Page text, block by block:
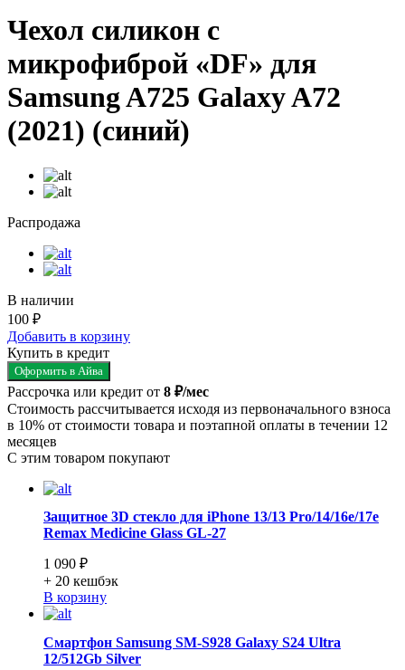
Чехол силикон с
микрофиброй «DF» для
Samsung A725 Galaxy A72
(2021) (синий)
Распродажа
В наличии
100 ₽
Добавить в корзину
Купить в кредит
Оформить в Айва
Рассрочка или кредит от 8 ₽/мес
Стоимость рассчитывается исходя из первоначального взноса
в 10% от стоимости товара и поэтапной оплаты в течении 12
месяцев
С этим товаром покупают
Защитное 3D стекло для iPhone 13/13 Pro/14/16e/17e
Remax Medicine Glass GL-27
1 090 ₽
+ 20 кешбэк
В корзину
Смартфон Samsung SM-S928 Galaxy S24 Ultra
12/512Gb Silver